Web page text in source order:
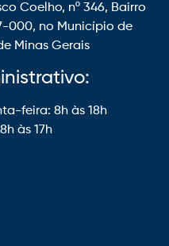
Coelho, nº 346, Bairro
000, no Município de
Minas Gerais
feira: 8h às 18h
às 17h